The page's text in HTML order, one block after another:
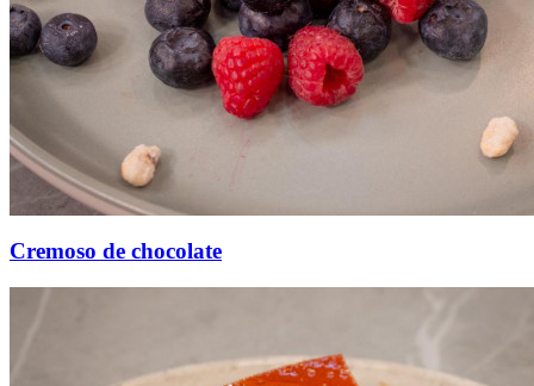
Cremoso de chocolate